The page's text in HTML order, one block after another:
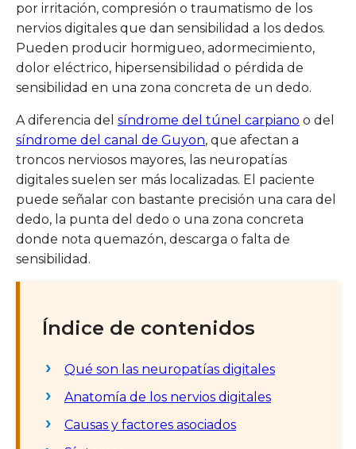
por irritación, compresión o traumatismo de los
nervios digitales que dan sensibilidad a los dedos.
Pueden producir hormigueo, adormecimiento,
dolor eléctrico, hipersensibilidad o pérdida de
sensibilidad en una zona concreta de un dedo.
A diferencia del síndrome del túnel carpiano o del
síndrome del canal de Guyon, que afectan a
troncos nerviosos mayores, las neuropatías
digitales suelen ser más localizadas. El paciente
puede señalar con bastante precisión una cara del
dedo, la punta del dedo o una zona concreta
donde nota quemazón, descarga o falta de
sensibilidad.
Índice de contenidos
Qué son las neuropatías digitales
Anatomía de los nervios digitales
Causas y factores asociados